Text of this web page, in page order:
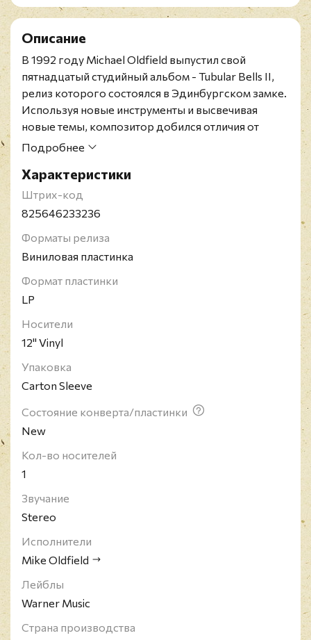
Описание
В 1992 году Michael Oldfield выпустил свой
пятнадцатый студийный альбом - Tubular Bells II,
релиз которого состоялся в Эдинбургском замке.
Используя новые инструменты и высвечивая
новые темы, композитор добился отличия от
предыдущего альбома Tubular Bells, хотя они и
композиций, которые, конечно же, приведут в
восторг настоящих поклонников.
Мультиинструменталист и композитор Michael
Беркшир. Работая в самых разнообразных
жанрах, таких как арт-рок, прогрессив, фолк,
электронная музыка, он создал свой собственный
стиль, который легко отличить. Композиция из его
получила Гремми как лучшая инструментальная
композиция, и была использована в фильме
Oldfield и дальше продолжает радовать старых
фанов, и обретать поклонников из нового
поколения.
Подробнее
Характеристики
Штрих-код
825646233236
Форматы релиза
Виниловая пластинка
Формат пластинки
LP
Носители
12" Vinyl
Упаковка
Carton Sleeve
Состояние конверта/пластинки
New
Кол-во носителей
1
Звучание
Stereo
Исполнители
Mike Oldfield
Лейблы
Warner Music
Страна производства